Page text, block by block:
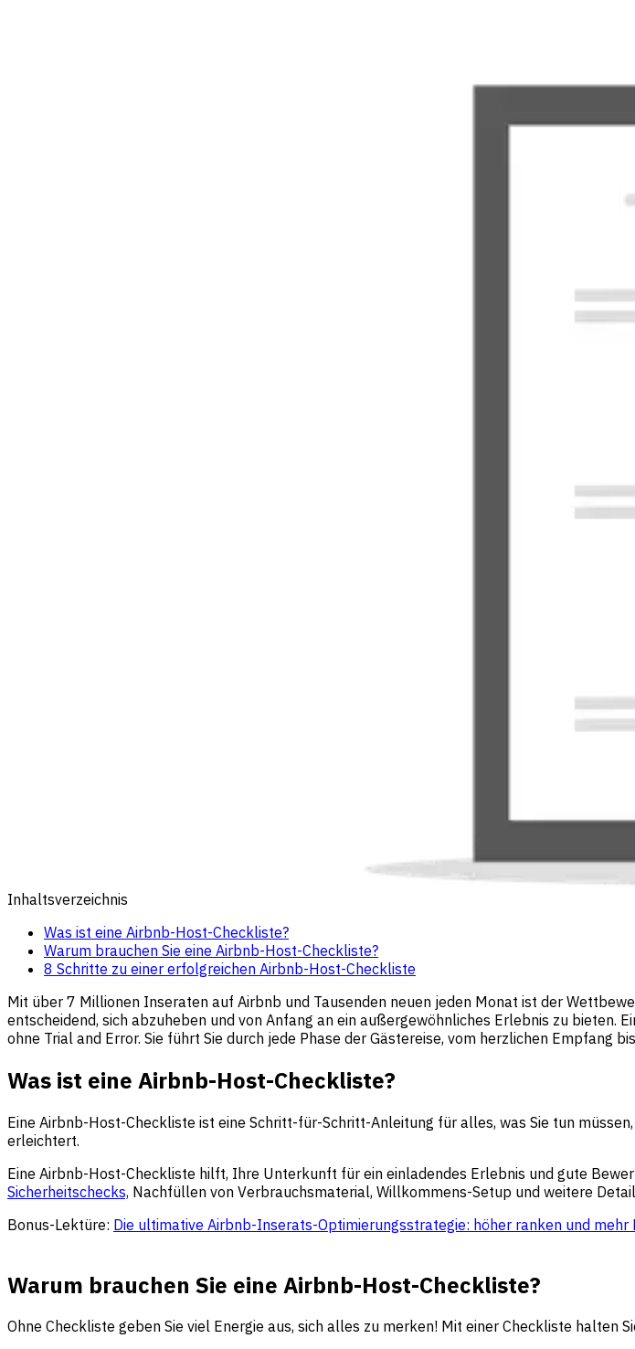
Inhaltsverzeichnis
Was ist eine Airbnb-Host-Checkliste?
Warum brauchen Sie eine Airbnb-Host-Checkliste?
8 Schritte zu einer erfolgreichen Airbnb-Host-Checkliste
Mit über 7 Millionen Inseraten auf Airbnb und Tausenden neuen jeden Monat ist der
entscheidend, sich abzuheben und von Anfang an ein außergewöhnliches Erlebnis zu
ohne Trial and Error. Sie führt Sie durch jede Phase der Gästereise, vom herzlichen Empfang
Was ist eine Airbnb-Host-Checkliste?
Eine Airbnb-Host-Checkliste ist eine Schritt-für-Schritt-Anleitung für alles, was Sie tun
erleichtert.
Eine Airbnb-Host-Checkliste hilft, Ihre Unterkunft für ein einladendes Erlebnis und gute
Sicherheitschecks, Nachfüllen von Verbrauchsmaterial, Willkommens-Setup und weitere
Bonus-Lektüre: Die ultimative Airbnb-Inserats-Optimierungsstrategie: höher ranken und mehr
Warum brauchen Sie eine Airbnb-Host-Checkliste?
Ohne Checkliste geben Sie viel Energie aus, sich alles zu merken! Mit einer Checkliste